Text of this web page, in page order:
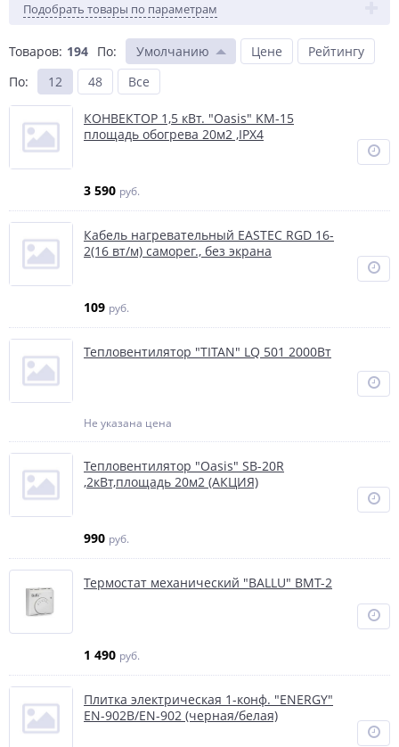
Подобрать товары по параметрам
Товаров: 194 По: Умолчанию Цене
Рейтингу
По: 12 48 Все
КОНВЕКТОР 1,5 кВт. "Oasis" KM-15
площадь обогрева 20м2 ,IPX4
3 590 руб.
Кабель нагревательный EASTEC RGD 16-
2(16 вт/м) саморег., без экрана
109 руб.
Тепловентилятор "TITAN" LQ 501 2000Вт
Не указана цена
Тепловентилятор "Oasis" SB-20R
,2кВт,площадь 20м2 (АКЦИЯ)
990 руб.
Термостат механический "BALLU" BMT-2
1 490 руб.
Плитка электрическая 1-конф. "ENERGY"
EN-902B/EN-902 (черная/белая)